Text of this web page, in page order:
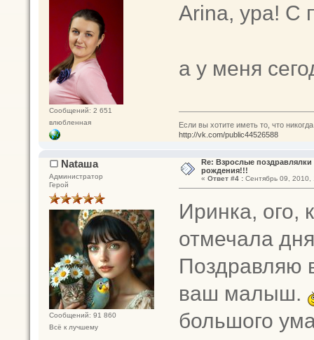
Сообщений: 2 651
влюбленная
Arina, ура! С
а у меня
Если вы хотите иметь то, что
http://vk.com/public44526588
Nataшa
Администратор
Герой
Сообщений: 91 860
Всё к лучшему
Re: Взрослые
рождения!!!
« Ответ #4 :Сентябрь 09, 2010,
Иринка, ого,
отмечала
Поздравляю
ваш малыш.
большого